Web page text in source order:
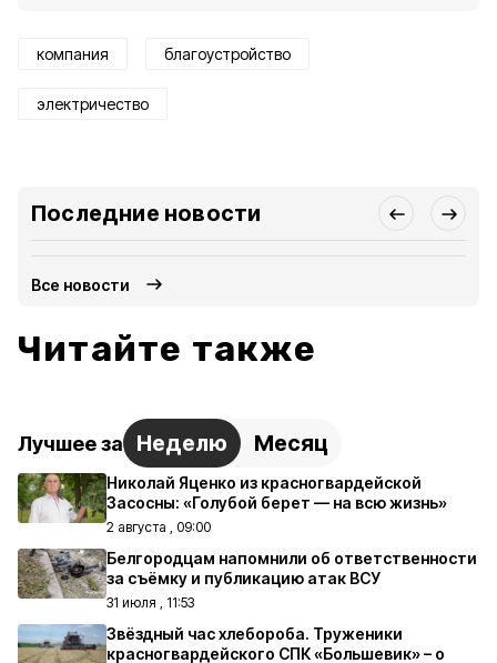
компания благоустройство
электричество
Последние новости
Все новости
Читайте также
Лучшее за Неделю Месяц
Николай Яценко из красногвардейской
Засосны: «Голубой берет — на всю жизнь»
2 августа , 09:00
Белгородцам напомнили об ответственности
за съёмку и публикацию атак ВСУ
31 июля , 11:53
Звёздный час хлебороба. Труженики
красногвардейского СПК «Большевик» – о